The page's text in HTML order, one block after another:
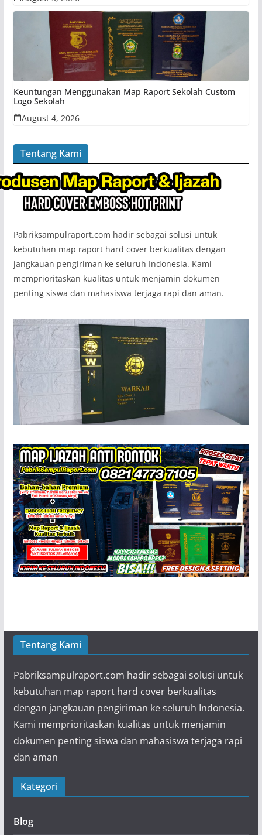
Keuntungan Menggunakan Map Raport Sekolah Custom
Logo Sekolah
August 4, 2026
Tentang Kami
Pabriksampulraport.com hadir sebagai solusi untuk
kebutuhan map raport hard cover berkualitas dengan
jangkauan pengiriman ke seluruh Indonesia. Kami
memprioritaskan kualitas untuk menjamin dokumen
penting siswa dan mahasiswa terjaga rapi dan aman.
Tentang Kami
Pabriksampulraport.com hadir sebagai solusi untuk
kebutuhan map raport hard cover berkualitas
dengan jangkauan pengiriman ke seluruh Indonesia.
Kami memprioritaskan kualitas untuk menjamin
dokumen penting siswa dan mahasiswa terjaga rapi
dan aman
Kategori
Blog